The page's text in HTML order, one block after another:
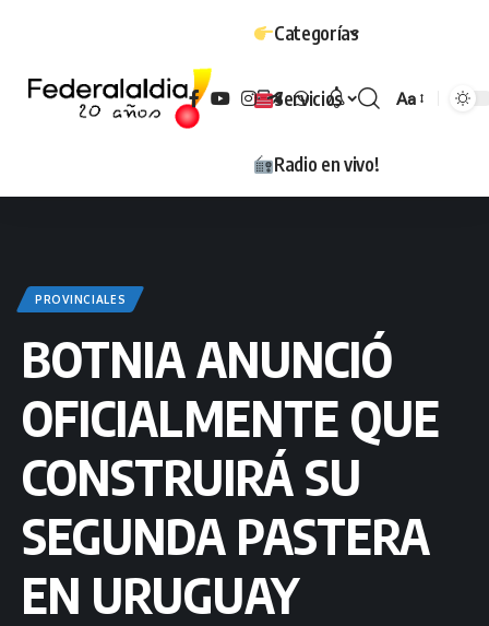
Categorías
Servicios
Radio en vivo!
Tamaño
Aa
PROVINCIALES
BOTNIA ANUNCIÓ
OFICIALMENTE QUE
CONSTRUIRÁ SU
SEGUNDA PASTERA
EN URUGUAY